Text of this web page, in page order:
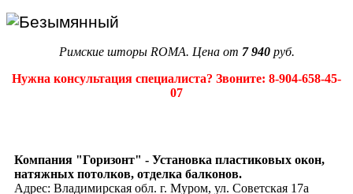
Римские шторы ROMA. Цена от 7 940руб.
Нужна консультация специалиста? Звоните: 8-904-658-45-
07
Компания "Горизонт" - Установка пластиковых окон,
натяжных потолков, отделка балконов.
Адрес: Владимирская обл. г. Муром, ул. Советская 17а